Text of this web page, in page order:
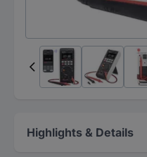
Highlights & Details